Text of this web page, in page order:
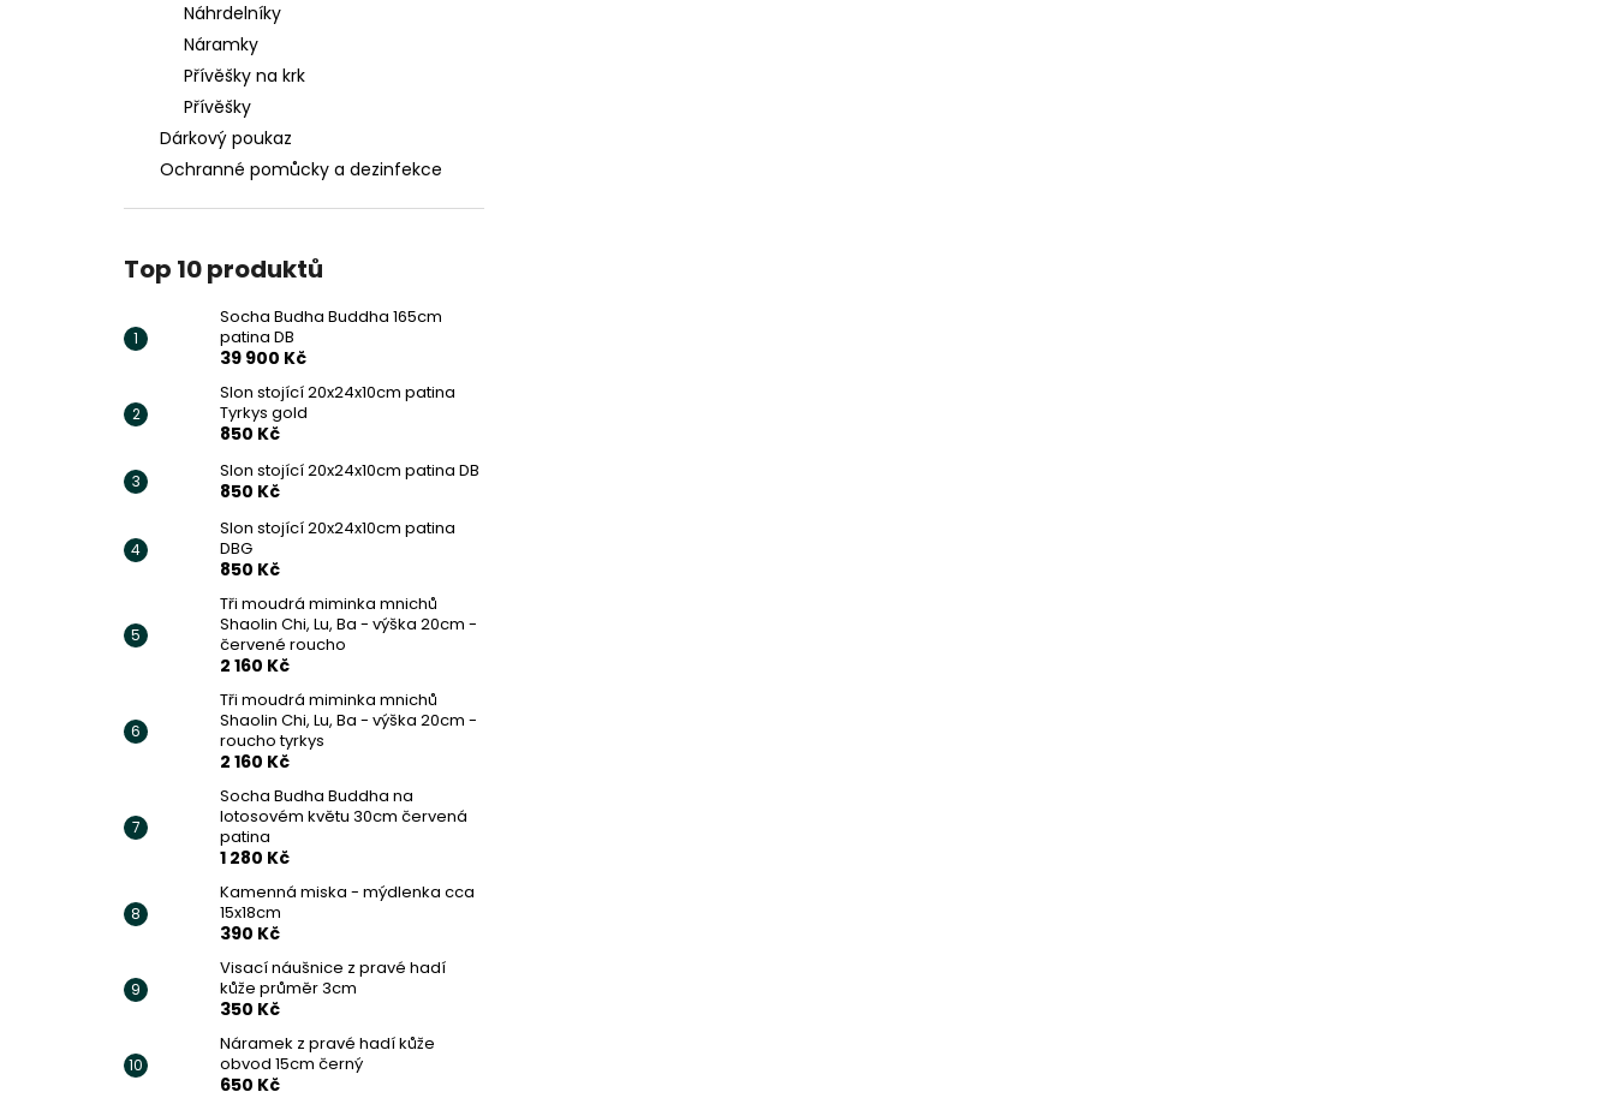
Náhrdelníky
Náramky
Přívěšky na krk
Přívěšky
Dárkový poukaz
Ochranné pomůcky a dezinfekce
Top 10 produktů
Socha Budha Buddha 165cm
patina DB
39 900 Kč
Slon stojící 20x24x10cm patina
Tyrkys gold
850 Kč
Slon stojící 20x24x10cm patina DB
850 Kč
Slon stojící 20x24x10cm patina
DBG
850 Kč
Tři moudrá miminka mnichů
Shaolin Chi, Lu, Ba - výška 20cm -
červené roucho
2 160 Kč
Tři moudrá miminka mnichů
Shaolin Chi, Lu, Ba - výška 20cm -
roucho tyrkys
2 160 Kč
Socha Budha Buddha na
lotosovém květu 30cm červená
patina
1 280 Kč
Kamenná miska - mýdlenka cca
15x18cm
390 Kč
Visací náušnice z pravé hadí
kůže průměr 3cm
350 Kč
Náramek z pravé hadí kůže
obvod 15cm černý
650 Kč